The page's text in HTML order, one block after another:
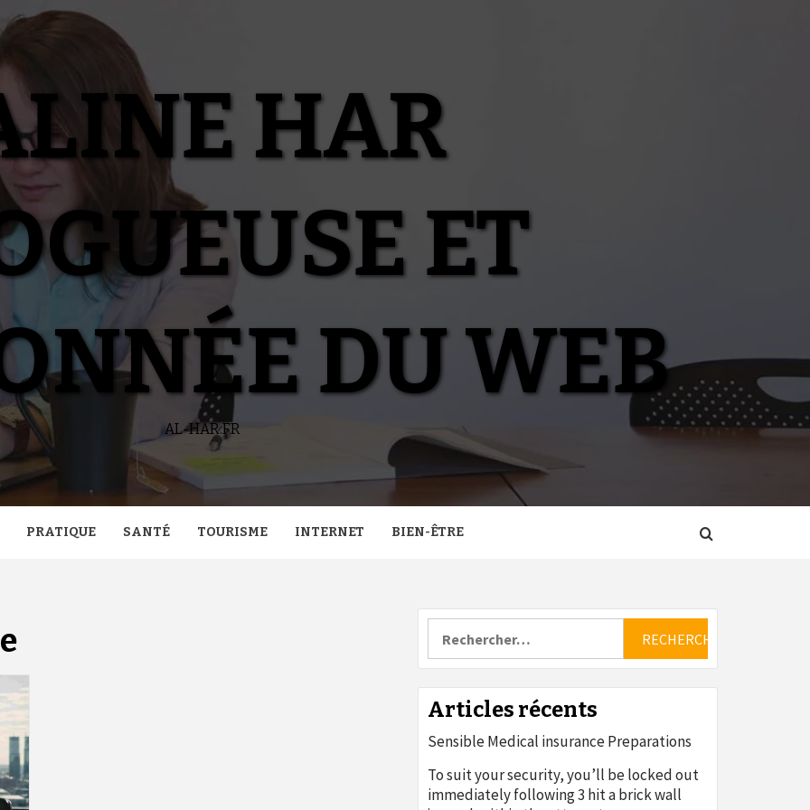
HAR
ET
DU WEB
AL-HAR.FR
PRATIQUE SANTÉ TOURISME INTERNET BIEN-ÊTRE
Articles récents
Sensible Medical insurance Preparations
To suit your security, you’ll be locked out
immediately following 3 hit a brick wall